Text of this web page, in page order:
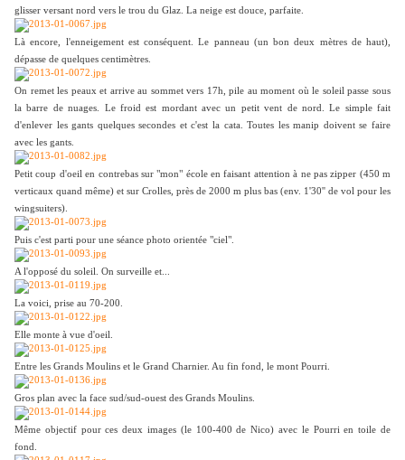
glisser versant nord vers le trou du Glaz. La neige est douce, parfaite.
Là encore, l'enneigement est conséquent. Le panneau (un bon deux mètres de haut),
dépasse de quelques centimètres.
On remet les peaux et arrive au sommet vers 17h, pile au moment où le soleil passe sous
la barre de nuages. Le froid est mordant avec un petit vent de nord. Le simple fait
d'enlever les gants quelques secondes et c'est la cata. Toutes les manip doivent se faire
avec les gants.
Petit coup d'oeil en contrebas sur "mon" école en faisant attention à ne pas zipper (450 m
verticaux quand même) et sur Crolles, près de 2000 m plus bas (env. 1'30'' de vol pour les
wingsuiters).
Puis c'est parti pour une séance photo orientée "ciel".
A l'opposé du soleil. On surveille et...
La voici, prise au 70-200.
Elle monte à vue d'oeil.
Entre les Grands Moulins et le Grand Charnier. Au fin fond, le mont Pourri.
Gros plan avec la face sud/sud-ouest des Grands Moulins.
Même objectif pour ces deux images (le 100-400 de Nico) avec le Pourri en toile de
fond.